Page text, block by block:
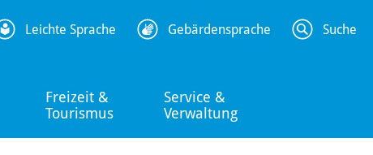
Freizeit &
Tourismus
Service &
Verwaltung
Leichte Sprache Gebärdensprache Suche